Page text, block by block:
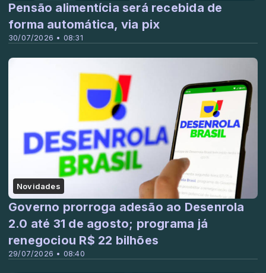
30/07/2026 • 08:31
Pensão alimentícia será recebida de
forma automática, via pix
Novidades
29/07/2026 • 08:40
Governo prorroga adesão ao Desenrola
2.0 até 31 de agosto; programa já
renegociou R$ 22 bilhões